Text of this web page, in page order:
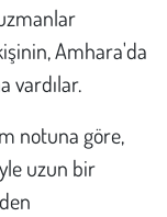
Amhara'da
vardılar.
notuna göre,
uzun bir